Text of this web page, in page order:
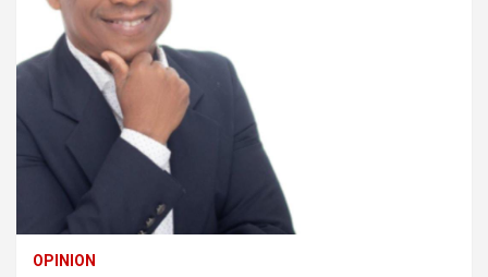
OPINION